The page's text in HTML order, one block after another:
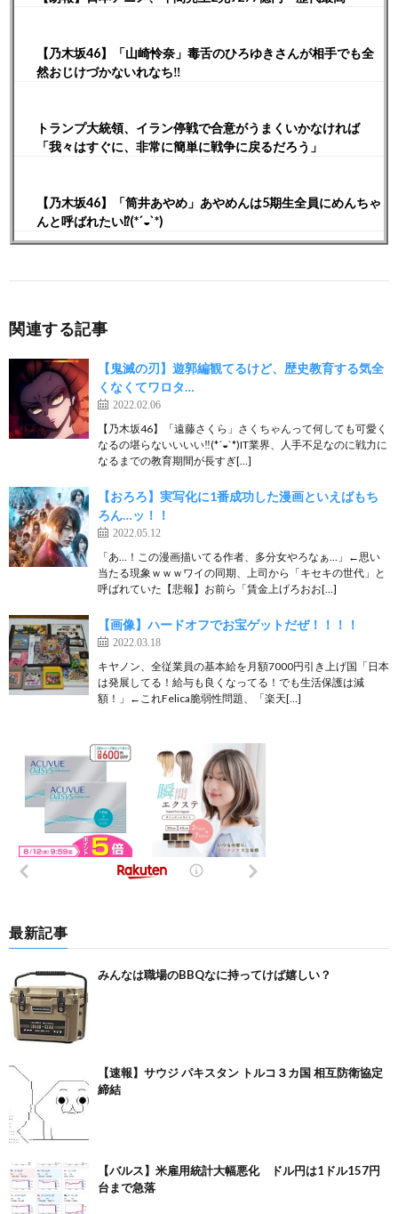
【乃木坂46】「山崎怜奈」毒舌のひろゆきさんが相手でも全
然おじけづかないれなち‼︎
トランプ大統領、イラン停戦で合意がうまくいかなければ
「我々はすぐに、非常に簡単に戦争に戻るだろう」
【乃木坂46】「筒井あやめ」あやめんは5期生全員にめんちゃ
んと呼ばれたい⁉︎(*´◒`*)
関連する記事
【鬼滅の刃】遊郭編観てるけど、歴史教育する気全
くなくてワロタ…
2022.02.06
【乃木坂46】「遠藤さくら」さくちゃんって何しても可愛く
なるの堪らないいいい‼︎(*´◒`*)IT業界、人手不足なのに戦力に
なるまでの教育期間が長すぎ[…]
【おろろ】実写化に1番成功した漫画といえばもち
ろん…ッ！！
2022.05.12
「あ…！この漫画描いてる作者、多分女やろなぁ…」←思い
当たる現象ｗｗｗワイの同期、上司から「キセキの世代」と
呼ばれていた【悲報】お前ら「賃金上げろおお[…]
【画像】ハードオフでお宝ゲットだぜ！！！！
2022.03.18
キヤノン、全従業員の基本給を月額7000円引き上げ国「日本
は発展してる！給与も良くなってる！でも生活保護は減
額！」←これFelica脆弱性問題、「楽天[…]
最新記事
みんなは職場のBBQなに持ってけば嬉しい？
【速報】サウジ パキスタン トルコ３カ国 相互防衛協定
締結
【バルス】米雇用統計大幅悪化 ドル円は1ドル157円
台まで急落